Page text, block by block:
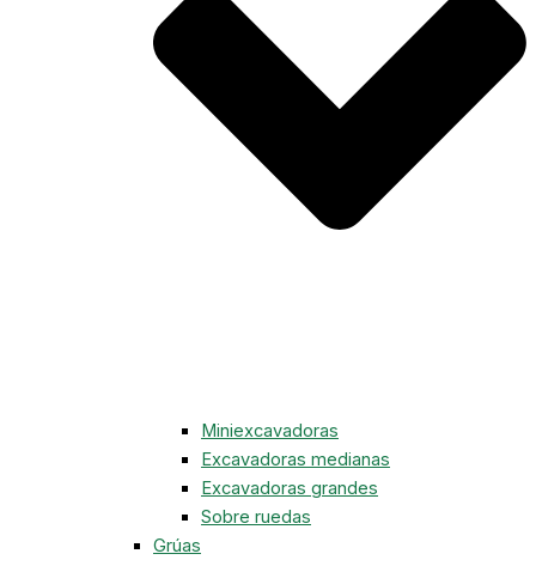
Miniexcavadoras
Excavadoras medianas
Excavadoras grandes
Sobre ruedas
Grúas